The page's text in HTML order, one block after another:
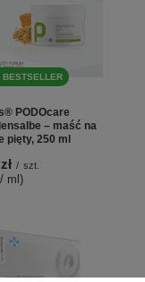
BESTSELLER
PODOcare
– maść na
pięty, 250 ml
/ szt.
ml )